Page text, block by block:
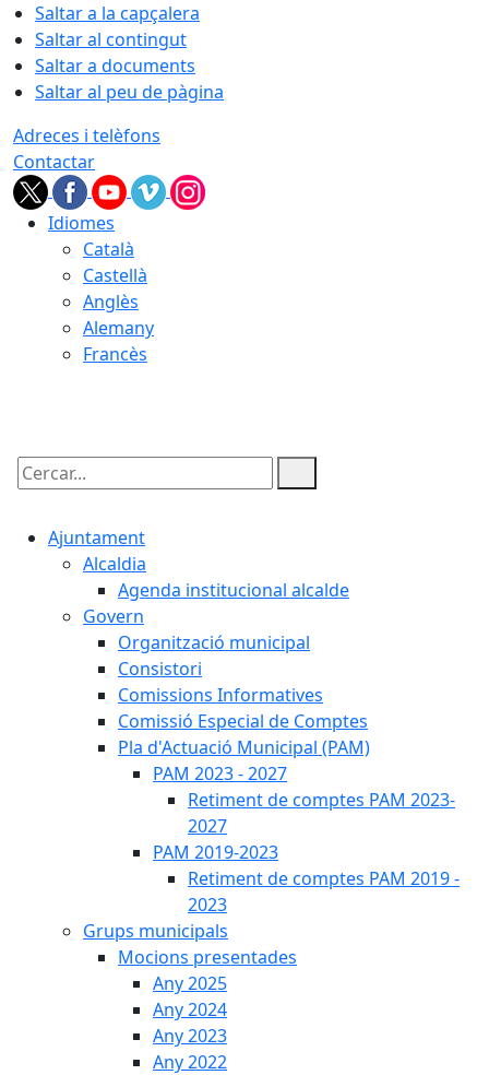
Saltar a la capçalera
Saltar al contingut
Saltar a documents
Saltar al peu de pàgina
Adreces i telèfons
Contactar
Idiomes
Català
Castellà
Anglès
Alemany
Francès
Cercar:
Ajuntament
Alcaldia
Agenda institucional alcalde
Govern
Organització municipal
Consistori
Comissions Informatives
Comissió Especial de Comptes
Pla d'Actuació Municipal (PAM)
PAM 2023 - 2027
Retiment de comptes PAM 2023-
2027
PAM 2019-2023
Retiment de comptes PAM 2019 -
2023
Grups municipals
Mocions presentades
Any 2025
Any 2024
Any 2023
Any 2022